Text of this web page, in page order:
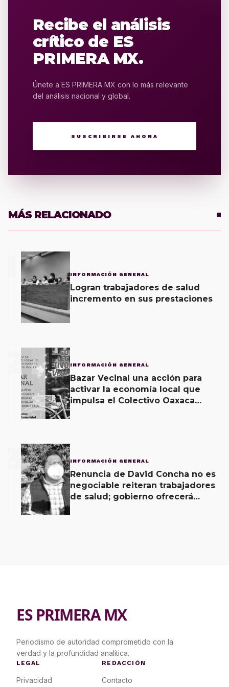
Recibe el análisis
crítico de ES
PRIMERA MX.
Únete a ES PRIMERA MX con lo más relevante
del análisis nacional y global.
SUSCRIBIRSE AHORA
MÁS RELACIONADO
INFORMACIÓN GENERAL
Logran trabajadores de salud
incremento en sus prestaciones
2 INFORMACIÓN GENERAL
Bazar Vecinal una acción para
activar la economía local que
impulsa el Colectivo Oaxaca
3 INFORMACIÓN GENERAL
Renuncia de David Concha no es
negociable reiteran trabajadores
de salud; gobierno ofrecerá
ES PRIMERA MX
Periodismo de autoridad comprometido con la
verdad y la profundidad analítica.
LEGAL
Privacidad
REDACCIÓN
Contacto